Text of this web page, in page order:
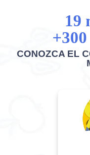
19
CONOZCA EL